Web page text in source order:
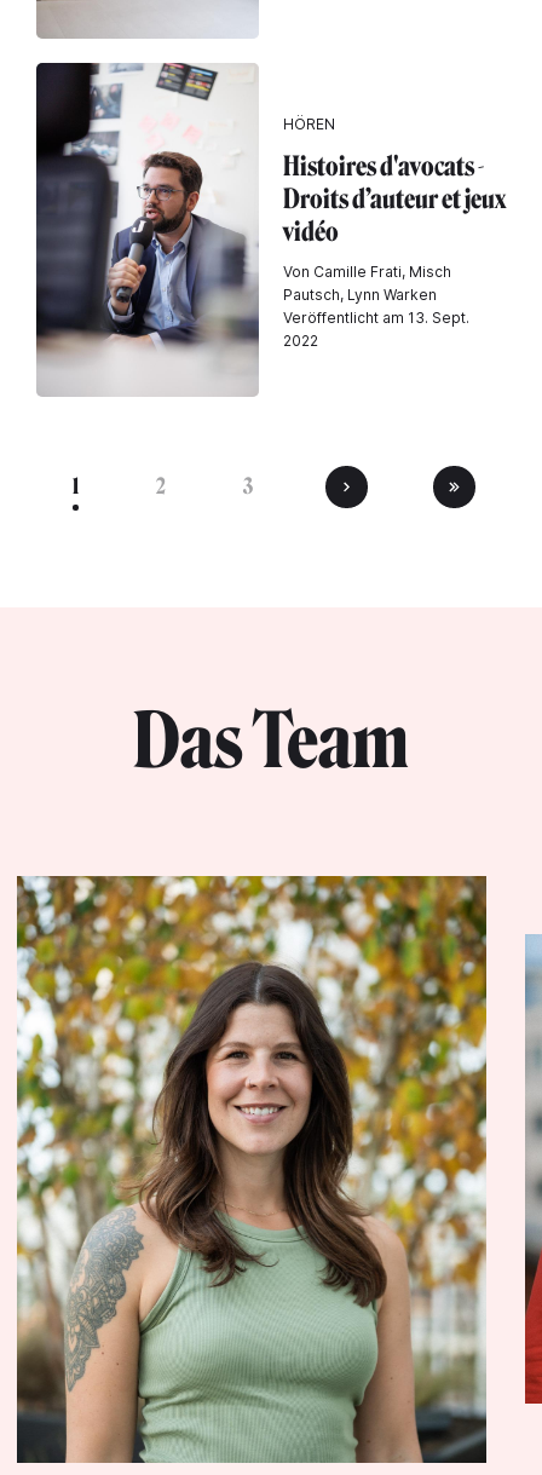
HÖREN
Histoires d'avocats -
Droits d’auteur et jeux
vidéo
Von Camille Frati, Misch
Pautsch, Lynn Warken
Veröffentlicht am 13. Sept.
2022
1 2 3
Das Team
Lynn Warken